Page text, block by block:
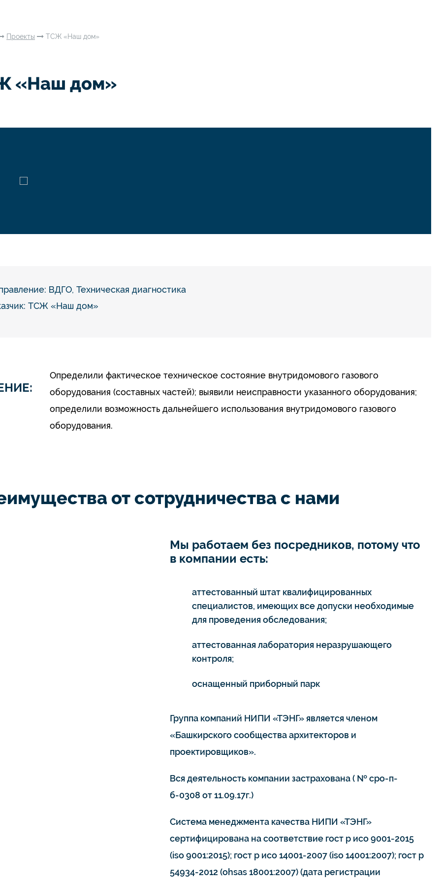
Проекты ТСЖ «Наш дом»
«Наш дом»
ВДГО, Техническая диагностика
ТСЖ «Наш дом»
Определили фактическое техническое состояние внутридомового газового
оборудования (составных частей); выявили неисправности указанного оборудования;
определили возможность дальнейшего использования внутридомового газового
оборудования.
от сотрудничества с нами
Мы работаем без посредников, потому что
в компании есть:
аттестованный штат квалифицированных
специалистов, имеющих все допуски необходимые
для проведения обследования;
аттестованная лаборатория неразрушающего
контроля;
оснащенный приборный парк
Группа компаний НИПИ «ТЭНГ» является членом
«Башкирского сообщества архитекторов и
проектировщиков».
Вся деятельность компании застрахована ( № сро-п-
б-0308 от 11.09.17г.)
Система менеджмента качества НИПИ «ТЭНГ»
сертифицирована на соответствие гост р исо 9001-2015
(iso 9001:2015); гост р исо 14001-2007 (iso 14001:2007); гост р
54934-2012 (ohsas 18001:2007) (дата регистрации